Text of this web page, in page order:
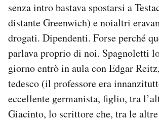
senza intro bastava spostarsi a
distante Greenwich) e noialtri
drogati. Dipendenti. Forse perché
parlava proprio di noi. Spagnoletti
giorno entrò in aula con Edgar
tedesco (il professore era
eccellente germanista, figlio, tra
Giacinto, lo scrittore che, tra le